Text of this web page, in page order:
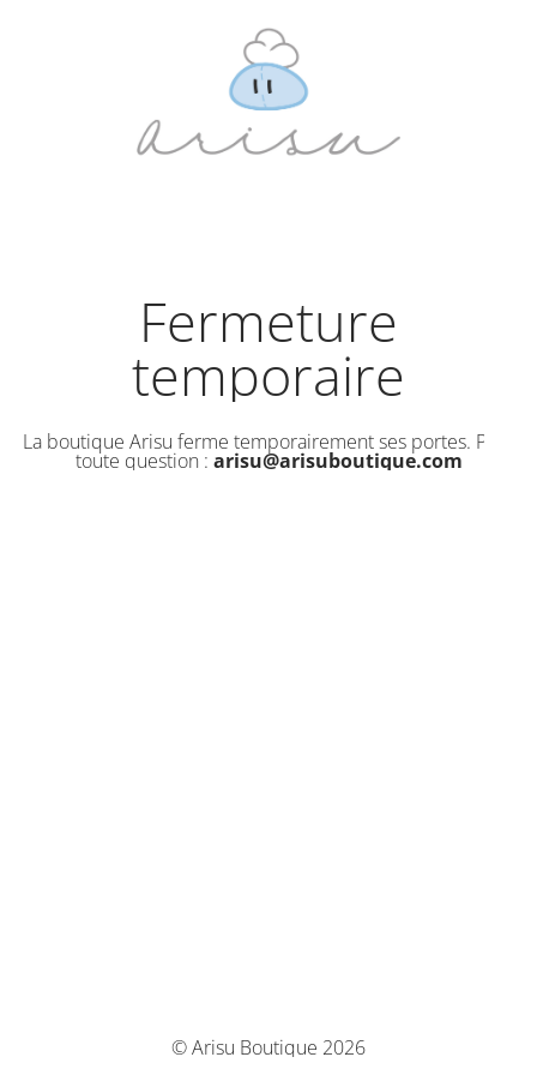
Fermeture
temporaire
La boutique Arisu ferme temporairement ses portes. Pour
toute question : arisu@arisuboutique.com
© Arisu Boutique 2026